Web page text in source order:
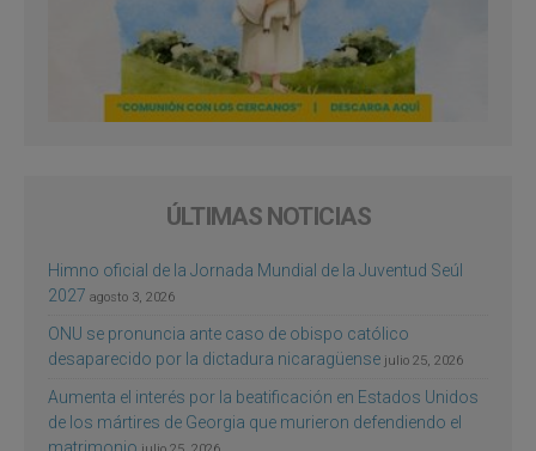
ÚLTIMAS NOTICIAS
Himno oficial de la Jornada Mundial de la Juventud Seúl
2027 agosto 3, 2026
ONU se pronuncia ante caso de obispo católico
desaparecido por la dictadura nicaragüense julio 25, 2026
Aumenta el interés por la beatificación en Estados Unidos
de los mártires de Georgia que murieron defendiendo el